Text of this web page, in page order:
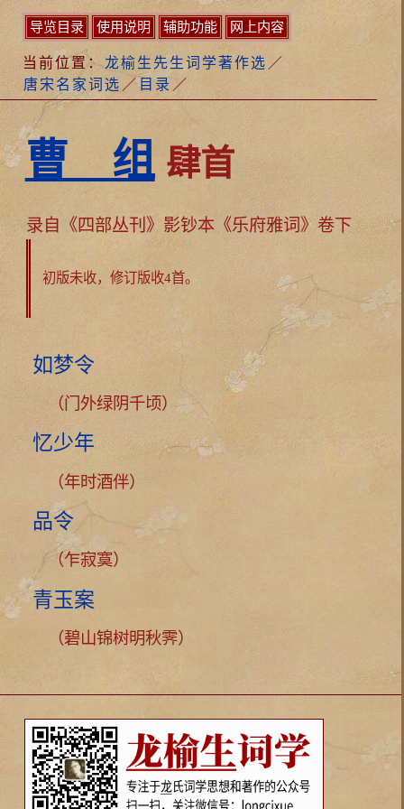
导览目录 使用说明 辅助功能 网上内容
当前位置： 龙榆生先生词学著作选 ／
唐宋名家词选 ／ 目录 ／
曹 组 肆首
录自《四部丛刊》影钞本《乐府雅词》卷下
初版未收，修订版收4首。
如梦令
（门外绿阴千顷）
忆少年
（年时酒伴）
品令
（乍寂寞）
青玉案
（碧山锦树明秋霁）